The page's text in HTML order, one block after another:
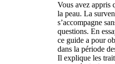
Vous avez appris
la peau. La
s’accompagne
questions. En
ce guide a pour
dans la période
Il explique les